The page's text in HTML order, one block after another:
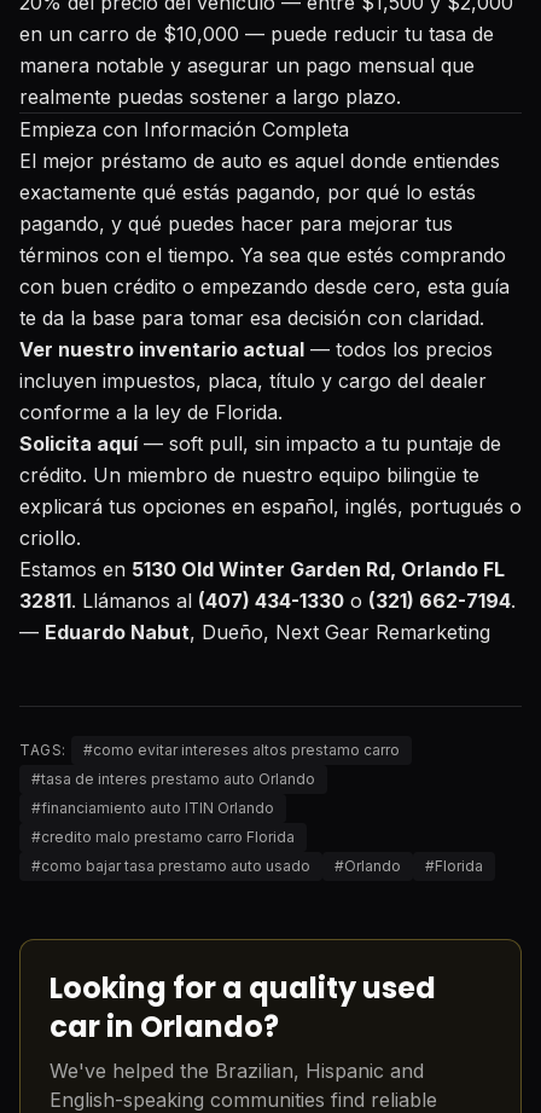
en un carro de $10,000 — puede reducir tu tasa de
manera notable y asegurar un pago mensual que
realmente puedas sostener a largo plazo.
Empieza con Información Completa
El mejor préstamo de auto es aquel donde entiendes
exactamente qué estás pagando, por qué lo estás
pagando, y qué puedes hacer para mejorar tus
términos con el tiempo. Ya sea que estés comprando
con buen crédito o empezando desde cero, esta guía
te da la base para tomar esa decisión con claridad.
Ver nuestro inventario actual — todos los precios
incluyen impuestos, placa, título y cargo del dealer
conforme a la ley de Florida.
Solicita aquí— soft pull, sin impacto a tu puntaje de
crédito. Un miembro de nuestro equipo bilingüe te
explicará tus opciones en español, inglés, portugués o
criollo.
Estamos en 5130 Old Winter Garden Rd, Orlando FL
32811. Llámanos al (407) 434-1330 o (321) 662-7194.
— Eduardo Nabut, Dueño, Next Gear Remarketing
TAGS: #como evitar intereses altos prestamo carro
#tasa de interes prestamo auto Orlando
#financiamiento auto ITIN Orlando
#credito malo prestamo carro Florida
#como bajar tasa prestamo auto usado #Orlando #Florida
Looking for a quality used
car in Orlando?
We've helped the Brazilian, Hispanic and
English-speaking communities find reliable